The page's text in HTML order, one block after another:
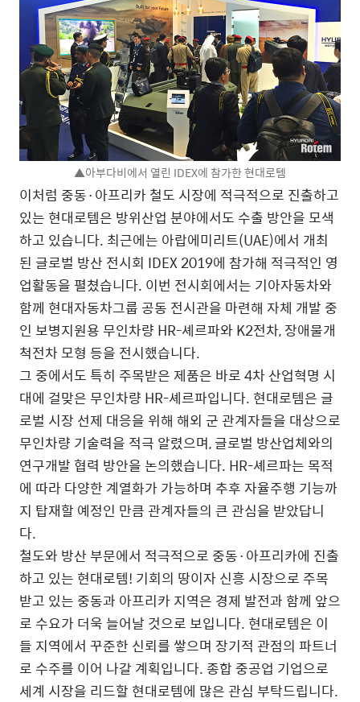
▲아부다비에서 열린 IDEX에 참가한 현대로템
이처럼 중동·아프리카 철도 시장에 적극적으로 진출하고
있는 현대로템은 방위산업 분야에서도 수출 방안을 모색
하고 있습니다. 최근에는 아랍에미리트(UAE)에서 개최
된 글로벌 방산 전시회 IDEX 2019에 참가해 적극적인 영
업활동을 펼쳤습니다. 이번 전시회에서는 기아자동차와
함께 현대자동차그룹 공동 전시관을 마련해 자체 개발 중
인 보병지원용 무인차량 HR-셰르파와 K2전차, 장애물개
척전차 모형 등을 전시했습니다.
그 중에서도 특히 주목받은 제품은 바로 4차 산업혁명 시
대에 걸맞은 무인차량 HR-셰르파입니다. 현대로템은 글
로벌 시장 선제 대응을 위해 해외 군 관계자들을 대상으로
무인차량 기술력을 적극 알렸으며, 글로벌 방산업체와의
연구개발 협력 방안을 논의했습니다. HR-셰르파는 목적
에 따라 다양한 계열화가 가능하며 추후 자율주행 기능까
지 탑재할 예정인 만큼 관계자들의 큰 관심을 받았답니
다.
철도와 방산 부문에서 적극적으로 중동·아프리카에 진출
하고 있는 현대로템! 기회의 땅이자 신흥 시장으로 주목
받고 있는 중동과 아프리카 지역은 경제 발전과 함께 앞으
로 수요가 더욱 늘어날 것으로 보입니다. 현대로템은 이
들 지역에서 꾸준한 신뢰를 쌓으며 장기적 관점의 파트너
로 수주를 이어 나갈 계획입니다. 종합 중공업 기업으로
세계 시장을 리드할 현대로템에 많은 관심 부탁드립니다.